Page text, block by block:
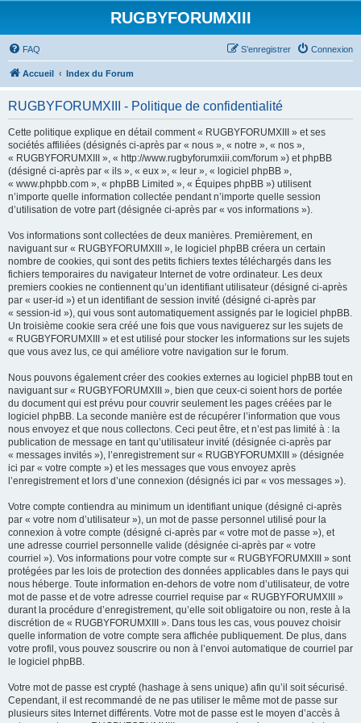
RUGBYFORUMXIII
FAQ Connexion
S’enregistrer
Accueil Index du Forum
RUGBYFORUMXIII - Politique de confidentialité
Cette politique explique en détail comment « RUGBYFORUMXIII » et ses
sociétés affiliées (désignés ci-après par « nous », « notre », « nos »,
« RUGBYFORUMXIII », « http://www.rugbyforumxiii.com/forum ») et phpBB
(désigné ci-après par « ils », « eux », « leur », « logiciel phpBB »,
« www.phpbb.com », « phpBB Limited », « Équipes phpBB ») utilisent
n’importe quelle information collectée pendant n’importe quelle session
d’utilisation de votre part (désignée ci-après par « vos informations »).
Vos informations sont collectées de deux manières. Premièrement, en
naviguant sur « RUGBYFORUMXIII », le logiciel phpBB créera un certain
nombre de cookies, qui sont des petits fichiers textes téléchargés dans les
fichiers temporaires du navigateur Internet de votre ordinateur. Les deux
premiers cookies ne contiennent qu’un identifiant utilisateur (désigné ci-après
par « user-id ») et un identifiant de session invité (désigné ci-après par
« session-id »), qui vous sont automatiquement assignés par le logiciel phpBB.
Un troisième cookie sera créé une fois que vous naviguerez sur les sujets de
« RUGBYFORUMXIII » et est utilisé pour stocker les informations sur les sujets
que vous avez lus, ce qui améliore votre navigation sur le forum.
Nous pouvons également créer des cookies externes au logiciel phpBB tout en
naviguant sur « RUGBYFORUMXIII », bien que ceux-ci soient hors de portée
du document qui est prévu pour couvrir seulement les pages créées par le
logiciel phpBB. La seconde manière est de récupérer l’information que vous
nous envoyez et que nous collectons. Ceci peut être, et n’est pas limité à : la
publication de message en tant qu’utilisateur invité (désignée ci-après par
« messages invités »), l’enregistrement sur « RUGBYFORUMXIII » (désignée
ici par « votre compte ») et les messages que vous envoyez après
l’enregistrement et lors d’une connexion (désignés ici par « vos messages »).
Votre compte contiendra au minimum un identifiant unique (désigné ci-après
par « votre nom d’utilisateur »), un mot de passe personnel utilisé pour la
connexion à votre compte (désigné ci-après par « votre mot de passe »), et
une adresse courriel personnelle valide (désignée ci-après par « votre
courriel »). Vos informations pour votre compte sur « RUGBYFORUMXIII » sont
protégées par les lois de protection des données applicables dans le pays qui
nous héberge. Toute information en-dehors de votre nom d’utilisateur, de votre
mot de passe et de votre adresse courriel requise par « RUGBYFORUMXIII »
durant la procédure d’enregistrement, qu’elle soit obligatoire ou non, reste à la
discrétion de « RUGBYFORUMXIII ». Dans tous les cas, vous pouvez choisir
quelle information de votre compte sera affichée publiquement. De plus, dans
votre profil, vous pouvez souscrire ou non à l’envoi automatique de courriel par
le logiciel phpBB.
Votre mot de passe est crypté (hashage à sens unique) afin qu’il soit sécurisé.
Cependant, il est recommandé de ne pas utiliser le même mot de passe sur
plusieurs sites Internet différents. Votre mot de passe est le moyen d’accès à